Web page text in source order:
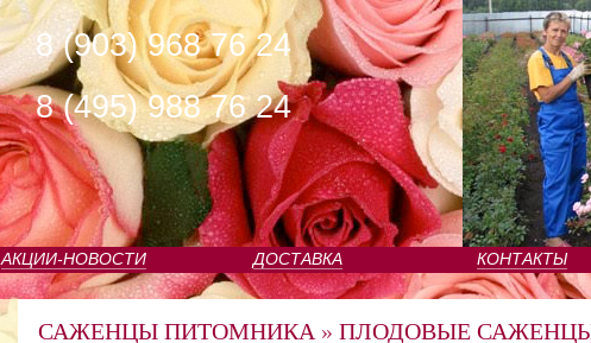
8 (903) 968 76 24
8 (495) 988 76 24
АКЦИИ-НОВОСТИ ДОСТАВКА КОНТАКТЫ
САЖЕНЦЫ ПИТОМНИКА » ПЛОДОВЫЕ